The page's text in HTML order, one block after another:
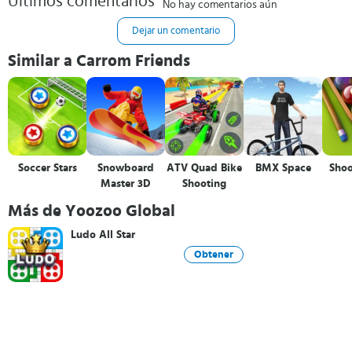
No hay comentarios aún
Dejar un comentario
Similar a Carrom Friends
Soccer Stars
Snowboard
Master 3D
ATV Quad Bike
Shooting
BMX Space
Más de Yoozoo Global
Ludo All Star
Obtener